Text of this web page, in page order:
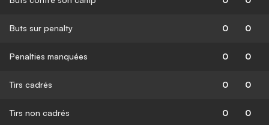
Buts sur penalty 0 0
Penalties manquées 0 0
Tirs cadrés 0 0
Tirs non cadrés 0 0